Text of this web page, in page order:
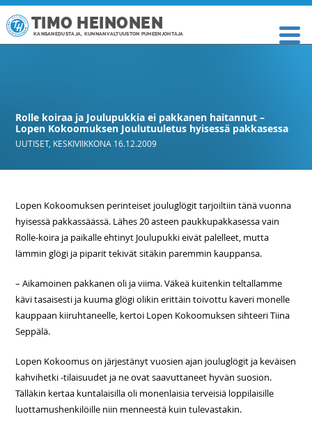
TIMO HEINONEN
KANSANEDUSTAJA, KUNNANVALTUUSTON PUHEENJOHTAJA
Rolle koiraa ja Joulupukkia ei pakkanen haitannut –
Lopen Kokoomuksen Joulutuuletus hyisessä pakkasessa
UUTISET, KESKIVIIKKONA 16.12.2009
Lopen Kokoomuksen perinteiset jouluglögit tarjoiltiin tänä vuonna
hyisessä pakkassäässä. Lähes 20 asteen paukkupakkasessa vain
Rolle-koira ja paikalle ehtinyt Joulupukki eivät palelleet, mutta
lämmin glögi ja piparit tekivät sitäkin paremmin kauppansa.
– Aikamoinen pakkanen oli ja viima. Väkeä kuitenkin teltallamme
kävi tasaisesti ja kuuma glögi olikin erittäin toivottu kaveri monelle
kauppaan kiiruhtaneelle, kertoi Lopen Kokoomuksen sihteeri Tiina
Seppälä.
Lopen Kokoomus on järjestänyt vuosien ajan jouluglögit ja keväisen
kahvihetki -tilaisuudet ja ne ovat saavuttaneet hyvän suosion.
Tälläkin kertaa kuntalaisilla oli monenlaisia terveisiä loppilaisille
luottamushenkilöille niin menneestä kuin tulevastakin.